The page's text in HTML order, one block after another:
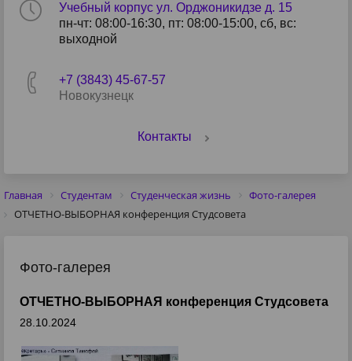
Учебный корпус ул. Орджоникидзе д. 15
пн-чт: 08:00-16:30, пт: 08:00-15:00, сб, вс:
выходной
+7 (3843) 45-67-57
Новокузнецк
Контакты
Главная Студентам Студенческая жизнь
Фото-галерея
ОТЧЕТНО-ВЫБОРНАЯ конференция Студсовета
Фото-галерея
ОТЧЕТНО-ВЫБОРНАЯ конференция Студсовета
28.10.2024